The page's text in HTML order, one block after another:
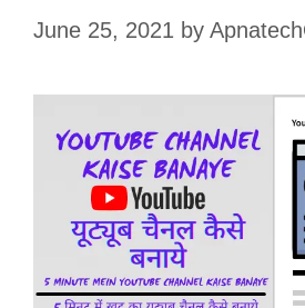
June 25, 2021 by